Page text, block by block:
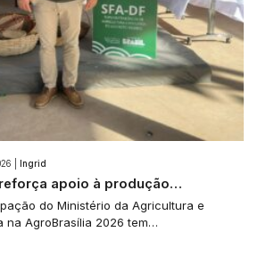
| Ingrid
apoio à produção…
do Ministério da Agricultura e
na AgroBrasília 2026 tem…